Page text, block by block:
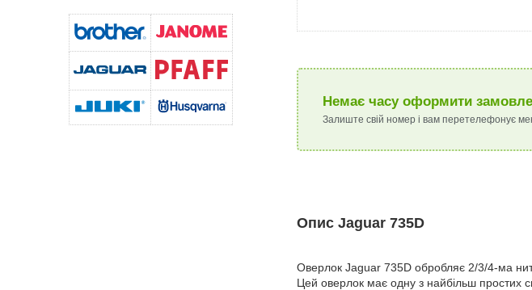
Немає часу оформити
Залиште свій номер і вам перетелефонує
Опис Jaguar 735D
Оверлок Jaguar 735D обробляє 2/3/4-ма
Цей оверлок має одну з найбільш простих